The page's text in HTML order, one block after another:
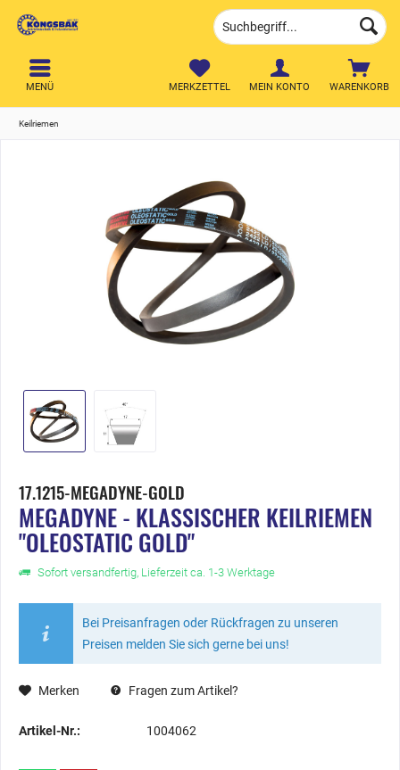
WARENKORB
MERKZETTEL MEIN KONTO
MENÜ
Keilriemen
17.1215-MEGADYNE-GOLD
MEGADYNE - KLASSISCHER KEILRIEMEN
"OLEOSTATIC GOLD"
Sofort versandfertig, Lieferzeit ca. 1-3 Werktage
Bei Preisanfragen oder Rückfragen zu unseren
Preisen melden Sie sich gerne bei uns!
Merken Fragen zum Artikel?
Artikel-Nr.: 1004062